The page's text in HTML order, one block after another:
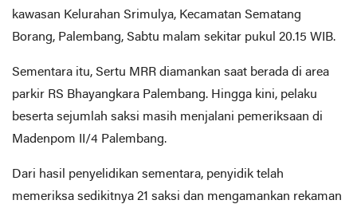
kawasan Kelurahan Srimulya, Kecamatan Sematang
Borang, Palembang, Sabtu malam sekitar pukul 20.15 WIB.
Sementara itu, Sertu MRR diamankan saat berada di area
parkir RS Bhayangkara Palembang. Hingga kini, pelaku
beserta sejumlah saksi masih menjalani pemeriksaan di
Madenpom II/4 Palembang.
Dari hasil penyelidikan sementara, penyidik telah
memeriksa sedikitnya 21 saksi dan mengamankan rekaman